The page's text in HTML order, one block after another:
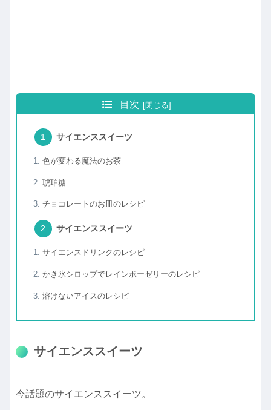
目次
サイエンススイーツ
色が変わる魔法のお茶
琥珀糖
チョコレートのお皿のレシピ
サイエンススイーツ
サイエンスドリンクのレシピ
かき氷シロップでレインボーゼリーのレシピ
溶けないアイスのレシピ
サイエンススイーツ
今話題のサイエンススイーツ。